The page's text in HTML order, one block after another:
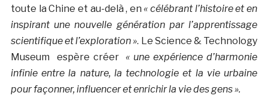
toute la Chine et au-delà , en« célébrant l’histoire et en
inspirant une nouvelle génération par l’apprentissage
scientifique et l’exploration ». Le Science & Technology
Museum espère créer« une expérience d’harmonie
infinie entre la nature, la technologie et la vie urbaine
pour façonner, influencer et enrichir la vie des gens ».